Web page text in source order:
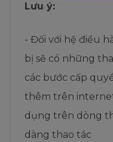
Lưu ý:
- Đối với hệ điều
bị sẽ có những
các bước cấp
thêm trên
dụng trên dòng
dàng thao tác